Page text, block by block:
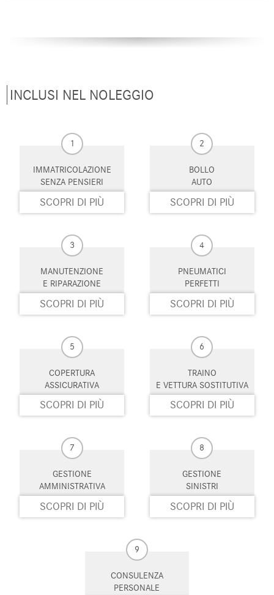
INCLUSI NEL NOLEGGIO
1
IMMATRICOLAZIONE
SENZA PENSIERI
SCOPRI DI PIÙ
2
BOLLO
AUTO
SCOPRI DI PIÙ
3
MANUTENZIONE
E RIPARAZIONE
SCOPRI DI PIÙ
4
PNEUMATICI
PERFETTI
SCOPRI DI PIÙ
5
COPERTURA
ASSICURATIVA
SCOPRI DI PIÙ
6
TRAINO
E VETTURA SOSTITUTIVA
SCOPRI DI PIÙ
7
GESTIONE
AMMINISTRATIVA
SCOPRI DI PIÙ
8
GESTIONE
SINISTRI
SCOPRI DI PIÙ
9
CONSULENZA
PERSONALE